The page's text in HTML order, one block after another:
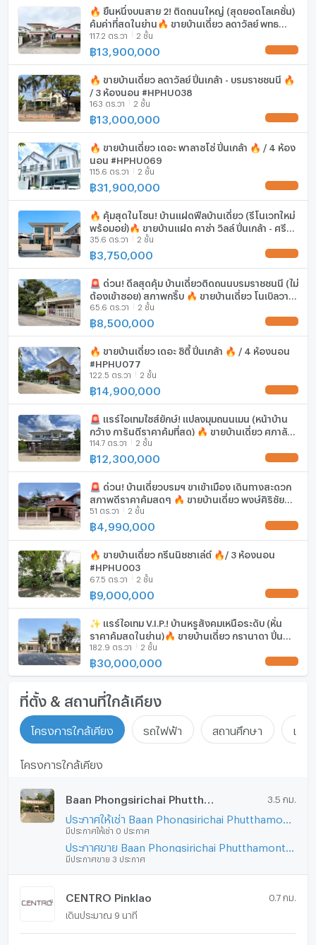
• ถนนอุทยาน (อักษะ)
🚗 เดินทางสะดวก
ใกล้ ม.มหิดล ศาลายา
ใกล้เซ็นทรัล ศาลายา
ใกล้ทางคู่ขนานลอยฟ้าบรมราชชนนี
ใกล้ทางด่วนและถนนสายหลักหลายเส้นทาง
🏠 บ้านทำเลดีแบบนี้ เหมาะทั้งคนมองหาบ้านหลังใหญ่ และ
นักลงทุนที่ต้องการเพิ่มมูลค่าทรัพย์ในอนาคต
สนใจนัดชมบ้าน
📩 ติดต่อ: คุณส้ม 061-229-8969
Line official: @639gplgz
หรือ Click https://lin.ee/udX90ji
https://www.no26estates.com/th
บริการอสังหาริมทรัพย์ครบวงจร กรุงเทพฯ และปริมณฑล
#ครูแพรพรแพร #no26estates #อสังหาริมทรัพย์ #ขายบ้าน
เตาปรุงอาหาร
ตู้เย็น
เครื่องดูดควัน
ลิฟท์
ที่จอดรถ
ที่จอดรถจักรยานยนต์
มีอินเตอร์เน็ตไร้สาย (Wi-Fi) ในห้องพัก
กล้องวงจรปิด (CCTV)
สระว่ายน้ำ
โรงยิม / ฟิตเนส
ห้องซาวน่า
ห้องสตรีม
EV-Charger
เครื่องซักผ้า
ไมโครเวฟ
🔥 ยืนหนึ่งบนสาย 2! ติดถนนใหญ่ (สุดยอดโลเคชั่น)
คุ้มค่าที่สุดในย่าน🔥 ขายบ้านเดี่ยว ลดาวัลย์ พุทธ
มณฑลสาย 2 🔥 / 4 ห้องนอน #HPHU022
117.2 ตร.วา 2 ชั้น
฿13,900,000
🔥 ขายบ้านเดี่ยว ลดาวัลย์ ปิ่นเกล้า - บรมราชชนนี 🔥
/ 3 ห้องนอน #HPHU038
163 ตร.วา 2 ชั้น
฿13,000,000
🔥 ขายบ้านเดี่ยว เดอะ พาลาซโซ่ ปิ่นเกล้า 🔥 / 4 ห้อง
นอน #HPHU069
115.6 ตร.วา 2 ชั้น
฿31,900,000
🔥 คุ้มสุดในโซน! บ้านแฝดฟีลบ้านเดี่ยว (รีโนเวทใหม่
พร้อมอยู่)🔥 ขายบ้านแฝด คาซ่า วิลล์ ปิ่นเกล้า - ศรีรัช
🔥 / 4 ห้องนอน #HSLY070
35.6 ตร.วา 2 ชั้น
฿3,750,000
🚨 ด่วน! ดีลสุดคุ้ม บ้านเดี่ยวติดถนนบรมราชชนนี (ไม่
ต้องเข้าซอย) สภาพกริ๊บ 🔥 ขายบ้านเดี่ยว โนเบิลวา
นา ปิ่นเกล้า 🔥/ 3 ห้องนอน #HPHU073
65.6 ตร.วา 2 ชั้น
฿8,500,000
🔥 ขายบ้านเดี่ยว เดอะ ซิตี้ ปิ่นเกล้า 🔥 / 4 ห้องนอน
#HPHU077
122.5 ตร.วา 2 ชั้น
฿14,900,000
🚨 แรร์ไอเทมไซส์ยักษ์! แปลงมุมถนนเมน (หน้าบ้าน
กว้าง การันตีราคาคุ้มที่สุด) 🔥 ขายบ้านเดี่ยว ศุภาลัย
พรีมา วิลล่า พุทธมณฑล สาย 3 🔥/ 4 ห้องนอน
#HPHU090
114.7 ตร.วา 2 ชั้น
฿12,300,000
🚨 ด่วน! บ้านเดี่ยวบรมฯ ขาเข้าเมือง เดินทางสะดวก
สภาพดีราคาคุ้มสุดๆ 🔥 ขายบ้านเดี่ยว พงษ์ศิริชัย
พุทธมณฑลสาย 3 🔥 / 3 ห้องนอน #HPHU096
51 ตร.วา 2 ชั้น
฿ 4,990,000
🔥 ขายบ้านเดี่ยว กรีนนิชชาเล่ต์ 🔥/ 3 ห้องนอน
#HPHU003
67.5 ตร.วา 2 ชั้น
฿9,000,000
✨ แรร์ไอเทม V.I.P.! บ้านหรูสังคมเหนือระดับ (หั่น
ราคาคุ้มสุดในย่าน)🔥 ขายบ้านเดี่ยว กรานาดา ปิ่น
เกล้า 🔥 / 4 ห้องนอน #HPHU042
182.9 ตร.วา 2 ชั้น
฿30,000,000
ที่ตั้ง & สถานที่ใกล้เคียง
โครงการใกล้เคียง รถไฟฟ้า สถานศึกษา แหล่
โครงการใกล้เคียง
3.5 กม.
มีประกาศให้เช่า 0 ประกาศ
มีประกาศขาย 3 ประกาศ
CENTRO Pinklao 0.7 กม.
เดินประมาณ 9 นาที